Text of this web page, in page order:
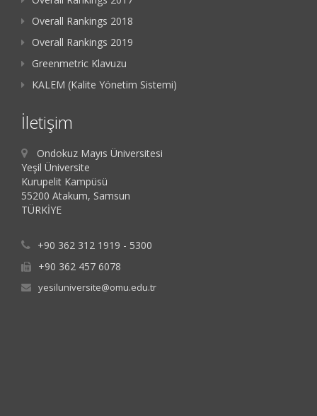
Overall Rankings 2018
Overall Rankings 2019
Greenmetric Klavuzu
KALEM (Kalite Yönetim Sistemi)
İletişim
Ondokuz Mayıs Üniversitesi
Yeşil Üniversite
Kurupelit Kampüsü
55200 Atakum, Samsun
TÜRKİYE
+90 362 312 1919 - 5300
+90 362 457 6078
yesiluniversite@omu.edu.tr